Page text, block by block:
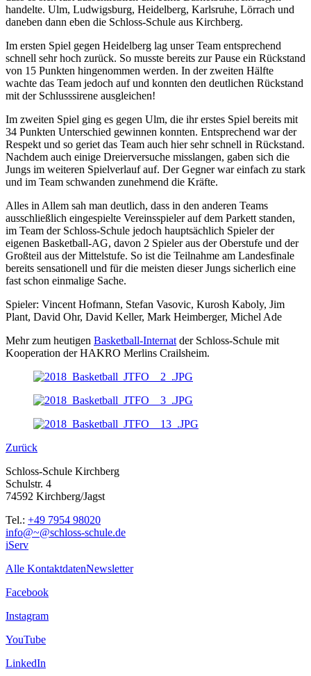
handelte. Ulm, Ludwigsburg, Heidelberg, Karlsruhe, Lörrach und
daneben dann eben die Schloss-Schule aus Kirchberg.
Im ersten Spiel gegen Heidelberg lag unser Team entsprechend
schnell sehr hoch zurück. So musste bereits zur Pause ein Rückstand
von 15 Punkten hingenommen werden. In der zweiten Hälfte
wachte das Team jedoch auf und konnten den deutlichen Rückstand
mit der Schlusssirene ausgleichen!
Im zweiten Spiel ging es gegen Ulm, die ihr erstes Spiel bereits mit
34 Punkten Unterschied gewinnen konnten. Entsprechend war der
Respekt und so geriet das Team auch hier sehr schnell in Rückstand.
Nachdem auch einige Dreierversuche misslangen, gaben sich die
Jungs im weiteren Spielverlauf auf. Der Gegner war einfach zu stark
und im Team schwanden zunehmend die Kräfte.
Alles in Allem sah man deutlich, dass in den anderen Teams
ausschließlich eingespielte Vereinsspieler auf dem Parkett standen,
im Team der Schloss-Schule jedoch hauptsächlich Spieler der
eigenen Basketball-AG, davon 2 Spieler aus der Oberstufe und der
Großteil aus der Mittelstufe. So ist die Teilnahme am Landesfinale
bereits sensationell und für die meisten dieser Jungs sicherlich eine
fast schon einmalige Sache.
Spieler: Vincent Hofmann, Stefan Vasovic, Kurosh Kaboly, Jim
Plant, David Ohr, David Keller, Mark Heimberger, Michel Ade
Mehr zum heutigen Basketball-Internat der Schloss-Schule mit
Kooperation der HAKRO Merlins Crailsheim.
Zurück
Schloss-Schule Kirchberg
Schulstr. 4
74592 Kirchberg/Jagst
Tel.: +49 7954 98020
info@~@schloss-schule.de
iServ
Alle KontaktdatenNewsletter
Facebook
Instagram
YouTube
LinkedIn